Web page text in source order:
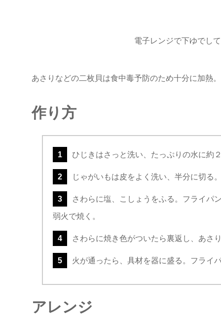
電子レンジで下ゆでし
あさりなどの二枚貝は食中毒予防のため十分に加熱
作り方
1 ひじきはさっと洗い、たっぷりの水に約
2 じゃがいもは皮をよく洗い、半分に切る
3 さわらに塩、こしょうをふる。フライパ
弱火で焼く。
4 さわらに焼き色がついたら裏返し、あさ
5 火が通ったら、具材を器に盛る。フライ
アレンジ